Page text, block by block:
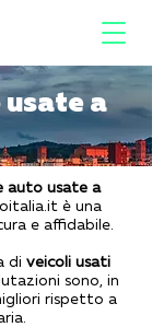
a
auto usate a
è una
e affidabile.
di veicoli usati
sono, in
rispetto a